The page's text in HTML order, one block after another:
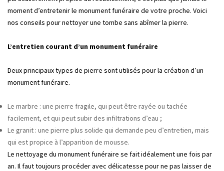
moment d’entretenir le monument funéraire de votre proche. Voici
nos conseils pour nettoyer une tombe sans abîmer la pierre.
L’entretien courant d’un monument funéraire
Deux principaux types de pierre sont utilisés pour la création d’un
monument funéraire.
Le marbre : une pierre fragile, qui peut être rayée ou tachée
facilement, et qui peut subir des infiltrations d’eau ;
Le granit : une pierre plus solide qui demande peu d’entretien, mais
qui est propice à l’apparition de mousse.
Le nettoyage du monument funéraire se fait idéalement une fois par
an. Il faut toujours procéder avec délicatesse pour ne pas laisser de